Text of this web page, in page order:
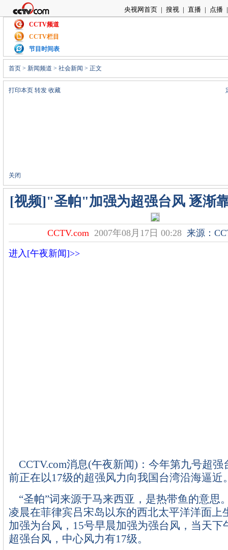
央视网首页 | 搜视 | 直播 | 点播 |
CCTV频道
CCTV栏目
节目时间表
首页 > 新闻频道 > 社会新闻 > 正文
打印本页 转发 收藏
关闭
[视频]"圣帕"加强为超强台风 逐渐
CCTV.com 2007年08月17日 00:28来源：
进入[午夜新闻]>>
CCTV.com消息(午夜新闻)：今年第九号超强
前正在以17级的超强风力向我国台湾沿海逼近
“圣帕”词来源于马来西亚，是热带鱼的意思
凌晨在菲律宾吕宋岛以东的西北太平洋洋面上
加强为台风，15号早晨加强为强台风，当天下
超强台风，中心风力有17级。